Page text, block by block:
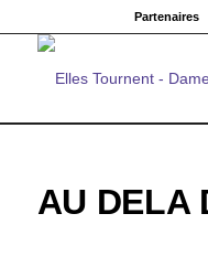
Partenaires
AU DELA